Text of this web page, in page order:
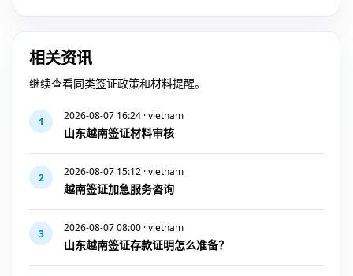
相关资讯
继续查看同类签证政策和材料提醒。
1 2026-08-07 16:24 · vietnam
山东越南签证材料审核
2 2026-08-07 15:12 · vietnam
越南签证加急服务咨询
3 2026-08-07 08:00 · vietnam
山东越南签证存款证明怎么准备？